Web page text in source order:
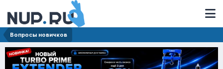
Вопросы новичков